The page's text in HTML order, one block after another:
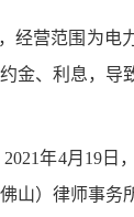
经营范围为电
金、利息，导
年4月19日
山）律师事务